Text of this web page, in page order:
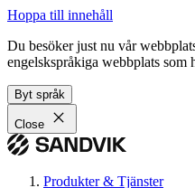
Hoppa till innehåll
Du besöker just nu vår
engelskspråkiga webbplats som
Byt språk
Close
Produkter & Tjänster